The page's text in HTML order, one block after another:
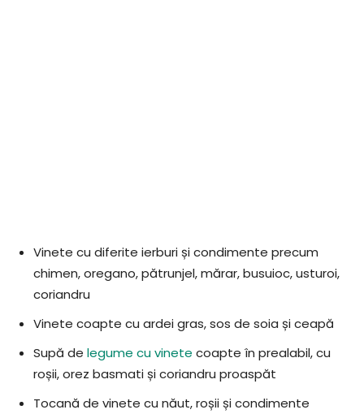
Vinete cu diferite ierburi și condimente precum
chimen, oregano, pătrunjel, mărar, busuioc, usturoi,
coriandru
Vinete coapte cu ardei gras, sos de soia și ceapă
Supă de legume cu vinete coapte în prealabil, cu
roșii, orez basmati și coriandru proaspăt
Tocană de vinete cu năut, roșii și condimente